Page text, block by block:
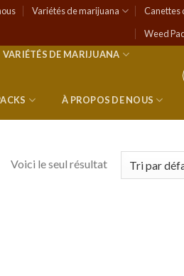
Variétés de marijuana Canettes
Weed
VARIÉTÉS DE MARIJUANA
À PROPOS DE NOUS
Voici le seul résultat